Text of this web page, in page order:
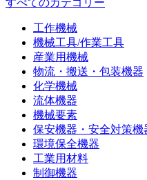
工作機械
機械工具/作業工具
産業用機械
物流・搬送・包装機器
化学機械
流体機器
機械要素
保安機器・安全対策機
環境保全機器
工業用材料
制御機器